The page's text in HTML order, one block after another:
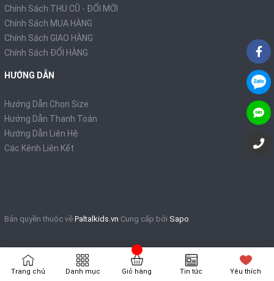
Chính Sách THU CŨ - ĐỔI MỚI
Chính Sách MUA HÀNG
Chính Sách GIAO HÀNG
Chính Sách ĐỔI HÀNG
HƯỚNG DẪN
Hướng Dẫn Chọn Size
Hướng Dẫn Thanh Toán
Hướng Dẫn Liên Hệ
Các Kênh Liên Kết
Bản quyền thuộc về Paltalkids.vn Cung cấp bởi Sapo
Trang chủ Danh mục Giỏ hàng Tin tức Yêu thích